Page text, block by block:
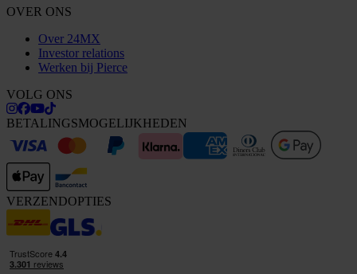
OVER ONS
Over 24MX
Investor relations
Werken bij Pierce
VOLG ONS
BETALINGSMOGELIJKHEDEN
VERZENDOPTIES